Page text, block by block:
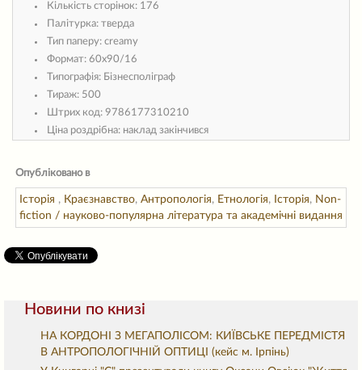
Кількість сторінок: 176
Палітурка: тверда
Тип паперу: creamy
Формат: 60х90/16
Типографія: Бізнесполіграф
Тираж: 500
Штрих код: 9786177310210
Ціна роздрібна: наклад закінчився
Опубліковано в
Історія , Краєзнавство, Антропологія, Етнологія, Історія, Non-
fiction / науково-популярна література та академічні видання
Новини по книзі
НА КОРДОНІ З МЕГАПОЛІСОМ: КИЇВСЬКЕ ПЕРЕДМІСТЯ
В АНТРОПОЛОГІЧНІЙ ОПТИЦІ (кейс м. Ірпінь)